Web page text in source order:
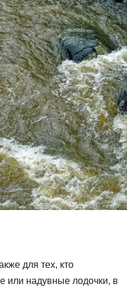
для тех, кто
или надувные лодочки, в